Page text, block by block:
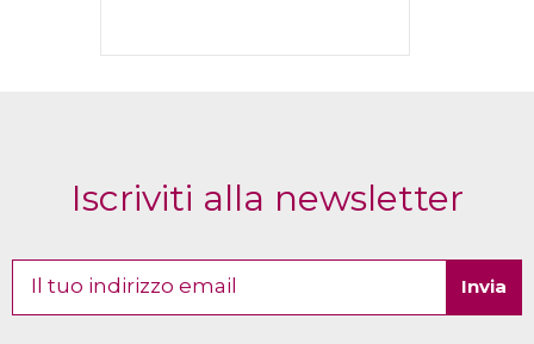
Iscriviti alla newsletter